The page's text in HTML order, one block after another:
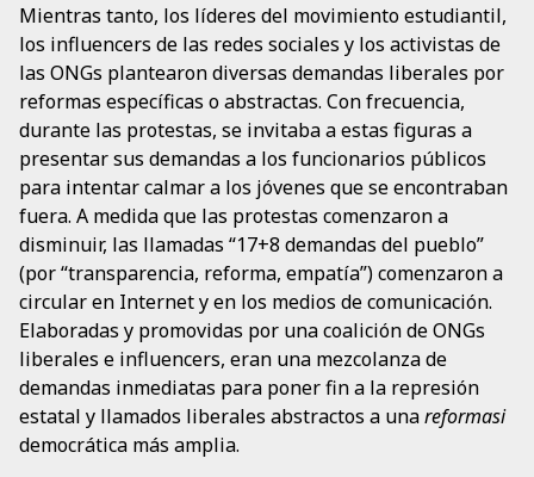
Mientras tanto, los líderes del movimiento estudiantil,
los influencers de las redes sociales y los activistas de
las ONGs plantearon diversas demandas liberales por
reformas específicas o abstractas. Con frecuencia,
durante las protestas, se invitaba a estas figuras a
presentar sus demandas a los funcionarios públicos
para intentar calmar a los jóvenes que se encontraban
fuera. A medida que las protestas comenzaron a
disminuir, las llamadas “17+8 demandas del pueblo”
(por “transparencia, reforma, empatía”) comenzaron a
circular en Internet y en los medios de comunicación.
Elaboradas y promovidas por una coalición de ONGs
liberales e influencers, eran una mezcolanza de
demandas inmediatas para poner fin a la represión
estatal y llamados liberales abstractos a unareformasi
democrática más amplia.